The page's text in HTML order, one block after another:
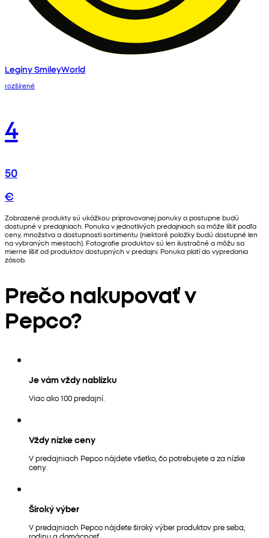
Legíny SmileyWorld
rozšírené
4
50
€
Zobrazené produkty sú ukážkou pripravovanej ponuky a postupne budú
dostupné v predajniach. Ponuka v jednotlivých predajniach sa môže líšiť podľa
ceny, množstva a dostupnosti sortimentu (niektoré položky budú dostupné len
na vybraných miestach). Fotografie produktov sú len ilustračné a môžu sa
mierne líšiť od produktov dostupných v predajni. Ponuka platí do vypredania
zásob.
Prečo nakupovať v
Pepco?
Je vám vždy nablízku
Viac ako 100 predajní.
Vždy nízke ceny
V predajniach Pepco nájdete všetko, čo potrebujete a za nízke
ceny.
Široký výber
V predajniach Pepco nájdete široký výber produktov pre seba,
rodinu a domácnosť.